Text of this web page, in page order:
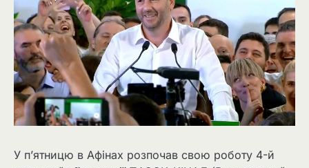
У п’ятницю в Афінах розпочав свою роботу 4-й